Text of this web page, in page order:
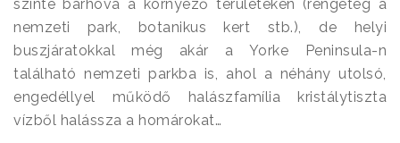
szinte bárhová a környező területeken (rengeteg a
nemzeti park, botanikus kert stb.), de helyi
buszjáratokkal még akár a Yorke Peninsula-n
található nemzeti parkba is, ahol a néhány utolsó,
engedéllyel működő halászfamília kristálytiszta
vízből halássza a homárokat…